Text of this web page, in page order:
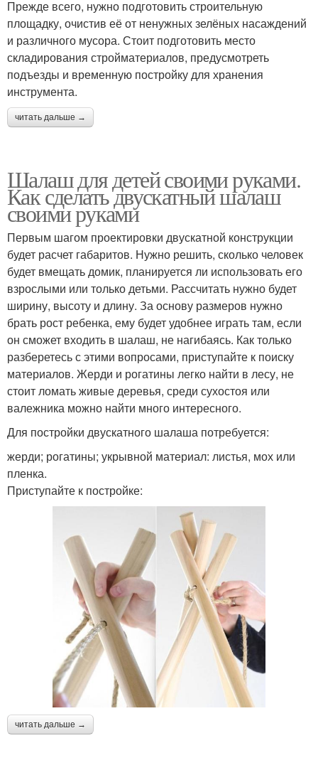
Прежде всего, нужно подготовить строительную
площадку, очистив её от ненужных зелёных насаждений
и различного мусора. Стоит подготовить место
складирования стройматериалов, предусмотреть
подъезды и временную постройку для хранения
инструмента.
читать дальше →
Шалаш для детей своими руками.
Как сделать двускатный шалаш
своими руками
Первым шагом проектировки двускатной конструкции
будет расчет габаритов. Нужно решить, сколько человек
будет вмещать домик, планируется ли использовать его
взрослыми или только детьми. Рассчитать нужно будет
ширину, высоту и длину. За основу размеров нужно
брать рост ребенка, ему будет удобнее играть там, если
он сможет входить в шалаш, не нагибаясь. Как только
разберетесь с этими вопросами, приступайте к поиску
материалов. Жерди и рогатины легко найти в лесу, не
стоит ломать живые деревья, среди сухостоя или
валежника можно найти много интересного.
Для постройки двускатного шалаша потребуется:
жерди; рогатины; укрывной материал: листья, мох или
пленка.
Приступайте к постройке:
читать дальше →